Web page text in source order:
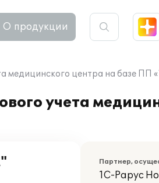
О продукции
медицинского центра на базе ПП
учета
Партнер,
1С-Рарус